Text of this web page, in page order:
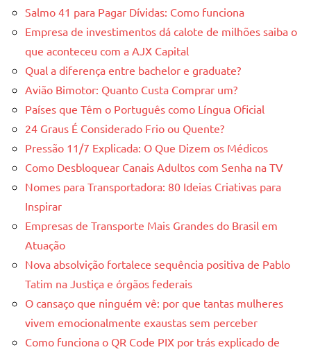
Salmo 41 para Pagar Dívidas: Como funciona
Empresa de investimentos dá calote de milhões saiba o
que aconteceu com a AJX Capital
Qual a diferença entre bachelor e graduate?
Avião Bimotor: Quanto Custa Comprar um?
Países que Têm o Português como Língua Oficial
24 Graus É Considerado Frio ou Quente?
Pressão 11/7 Explicada: O Que Dizem os Médicos
Como Desbloquear Canais Adultos com Senha na TV
Nomes para Transportadora: 80 Ideias Criativas para
Inspirar
Empresas de Transporte Mais Grandes do Brasil em
Atuação
Nova absolvição fortalece sequência positiva de Pablo
Tatim na Justiça e órgãos federais
O cansaço que ninguém vê: por que tantas mulheres
vivem emocionalmente exaustas sem perceber
Como funciona o QR Code PIX por trás explicado de